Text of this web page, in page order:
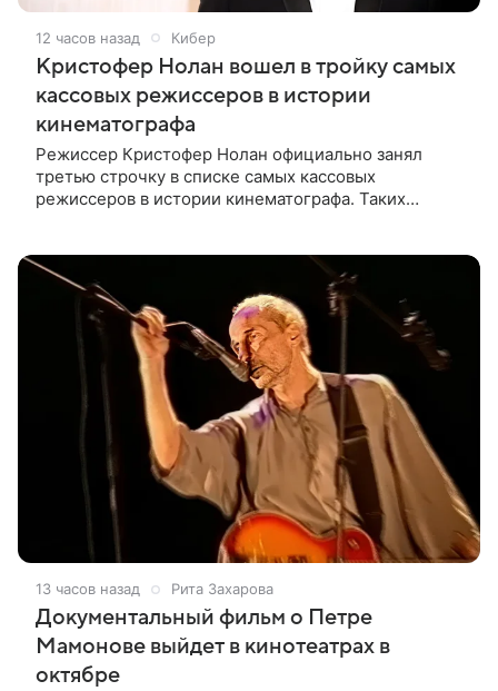
12 часов назад Кибер
Кристофер Нолан вошел в тройку самых
кассовых режиссеров в истории
кинематографа
Режиссер Кристофер Нолан официально занял
третью строчку в списке самых кассовых
режиссеров в истории кинематографа. Таких
13 часов назад Рита Захарова
Документальный фильм о Петре
Мамонове выйдет в кинотеатрах в
октябре